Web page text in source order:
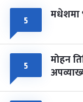
५ मधेशमा
५ मोहन